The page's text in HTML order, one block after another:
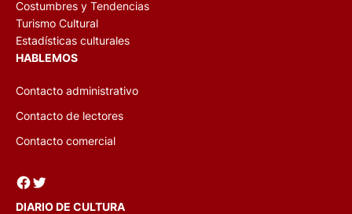
Costumbres y Tendencias
Turismo Cultural
Estadísticas culturales
HABLEMOS
Contacto administrativo
Contacto de lectores
Contacto comercial
Facebook Twitter
DIARIO DE CULTURA